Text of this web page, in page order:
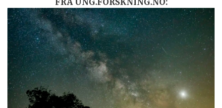
FRA UNG.FORSKNING.NO: